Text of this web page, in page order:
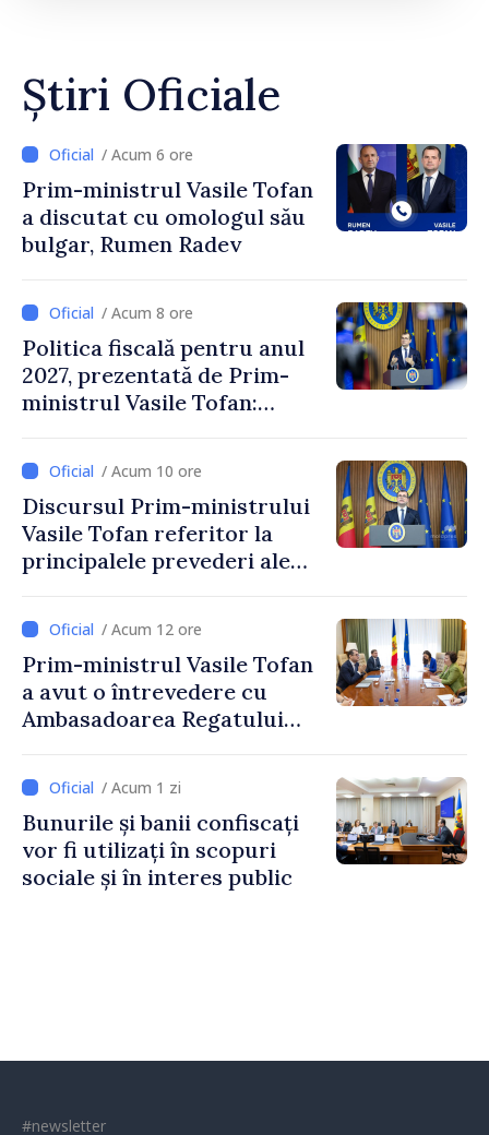
Știri Oficiale
/ Acum 6 ore
Prim-ministrul Vasile Tofan
a discutat cu omologul său
bulgar, Rumen Radev
/ Acum 8 ore
Politica fiscală pentru anul
2027, prezentată de Prim-
ministrul Vasile Tofan:
stimularea investițiilor și o
taxare mai echitabilă
/ Acum 10 ore
Discursul Prim-ministrului
Vasile Tofan referitor la
principalele prevederi ale
2027
/ Acum 12 ore
Prim-ministrul Vasile Tofan
a avut o întrevedere cu
Ambasadoarea Regatului
Irlandei de Nord, Fern
Horine / Acum 1 zi
Bunurile și banii confiscați
vor fi utilizați în scopuri
sociale și în interes public
#newsletter